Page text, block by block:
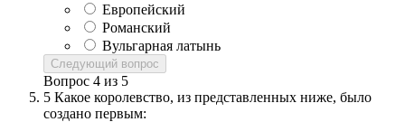
Европейский
Романский
Вульгарная латынь
Следующий вопрос
Вопрос 4 из 5
5 Какое королевство, из представленных ниже, было
создано первым: